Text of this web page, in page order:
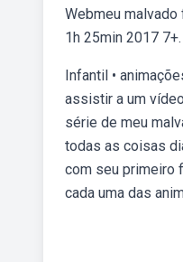
Webmeu malvado
1h 25min 2017 7+.
Infantil •
assistir a um
série de meu
todas as coisas
com seu primeiro
cada uma das